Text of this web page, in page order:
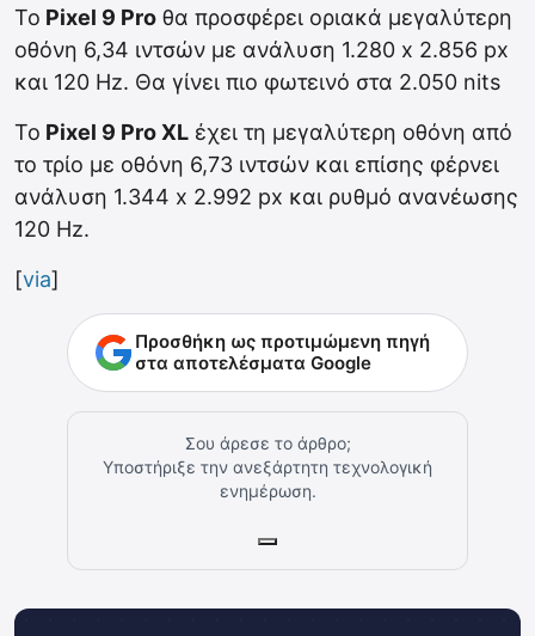
Το Pixel 9 Pro θα προσφέρει οριακά μεγαλύτερη
οθόνη 6,34 ιντσών με ανάλυση 1.280 x 2.856 px
και 120 Hz. Θα γίνει πιο φωτεινό στα 2.050 nits
Το Pixel 9 Pro XL έχει τη μεγαλύτερη οθόνη από
το τρίο με οθόνη 6,73 ιντσών και επίσης φέρνει
ανάλυση 1.344 x 2.992 px και ρυθμό ανανέωσης
120 Hz.
[via]
Προσθήκη ως προτιμώμενη πηγή
στα αποτελέσματα Google
Σου άρεσε το άρθρο;
Υποστήριξε την ανεξάρτητη τεχνολογική
ενημέρωση.